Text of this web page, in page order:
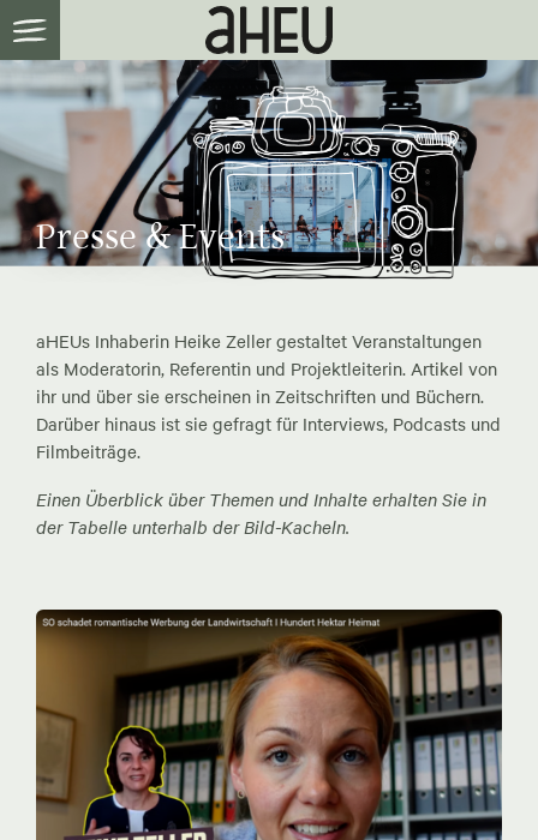
Presse & Events
aHEUs Inhaberin Heike Zeller gestaltet Veranstaltungen
als Moderatorin, Referentin und Projektleiterin. Artikel von
ihr und über sie erscheinen in Zeitschriften und Büchern.
Darüber hinaus ist sie gefragt für Interviews, Podcasts und
Filmbeiträge.
Einen Überblick über Themen und Inhalte erhalten Sie in
der Tabelle unterhalb der Bild-Kacheln.